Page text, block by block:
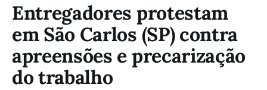
Entregadores protestam
em São Carlos (SP) contra
apreensões e precarização
do trabalho